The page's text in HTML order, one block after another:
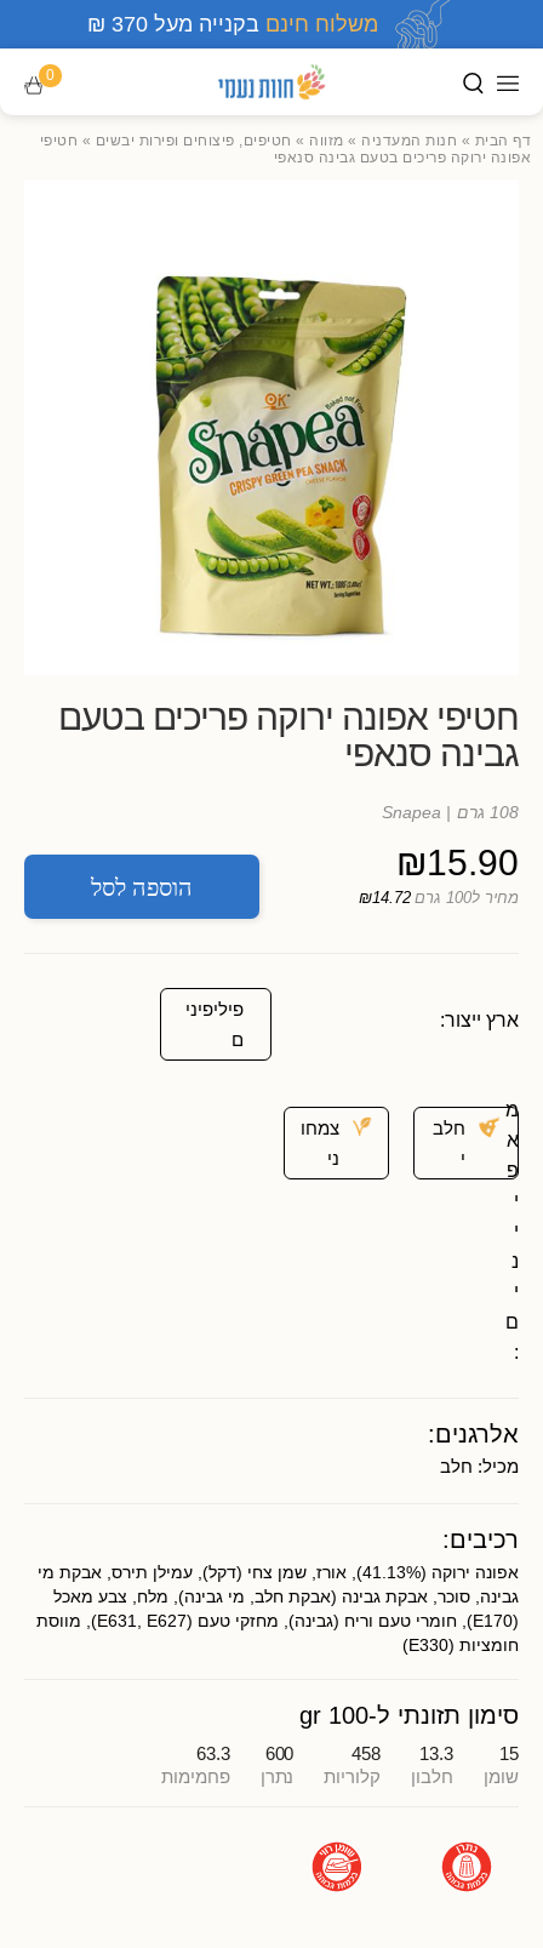
משלוח חינם בקנייה מעל 370 ₪
0
דף הבית » חנות המעדניה » מזווה » חטיפים, פיצוחים ופירות יבשים » חטיפי
אפונה ירוקה פריכים בטעם גבינה סנאפי
חטיפי אפונה ירוקה פריכים בטעם
גבינה סנאפי
108 גרם | Snapea
₪15.90
מחיר ל100 גרם ₪14.72 הוספה לסל
ארץ ייצור:
פיליפיני
ם
מ
א
פ
י
י
נ
י
ם
:
חלב
י
צמחו
ני
אלרגנים:
מכיל: חלב
רכיבים:
אפונה ירוקה (41.13%), אורז, שמן צחי (דקל), עמילן תירס, אבקת מי
גבינה, סוכר, אבקת גבינה (אבקת חלב, מי גבינה), מלח, צבע מאכל
(E170), חומרי טעם וריח (גבינה), מחזקי טעם (E631, E627), מווסת
חומציות (E330)
סימון תזונתי ל-100 gr
15
שומן
13.3
חלבון
458
קלוריות
600
נתרן
63.3
פחמימות